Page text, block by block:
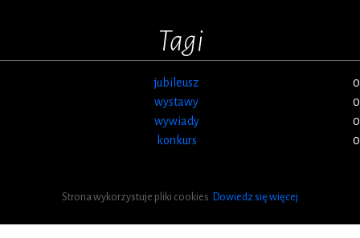
Tagi
jubileusz
0
wystawy
0
wywiady
0
konkurs
0
Strona wykorzystuje pliki cookies. Dowiedz się więcej